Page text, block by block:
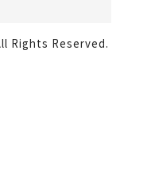
Rights Reserved.